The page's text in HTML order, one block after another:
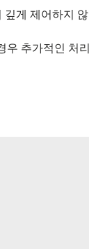
게 제어하지
추가적인 처